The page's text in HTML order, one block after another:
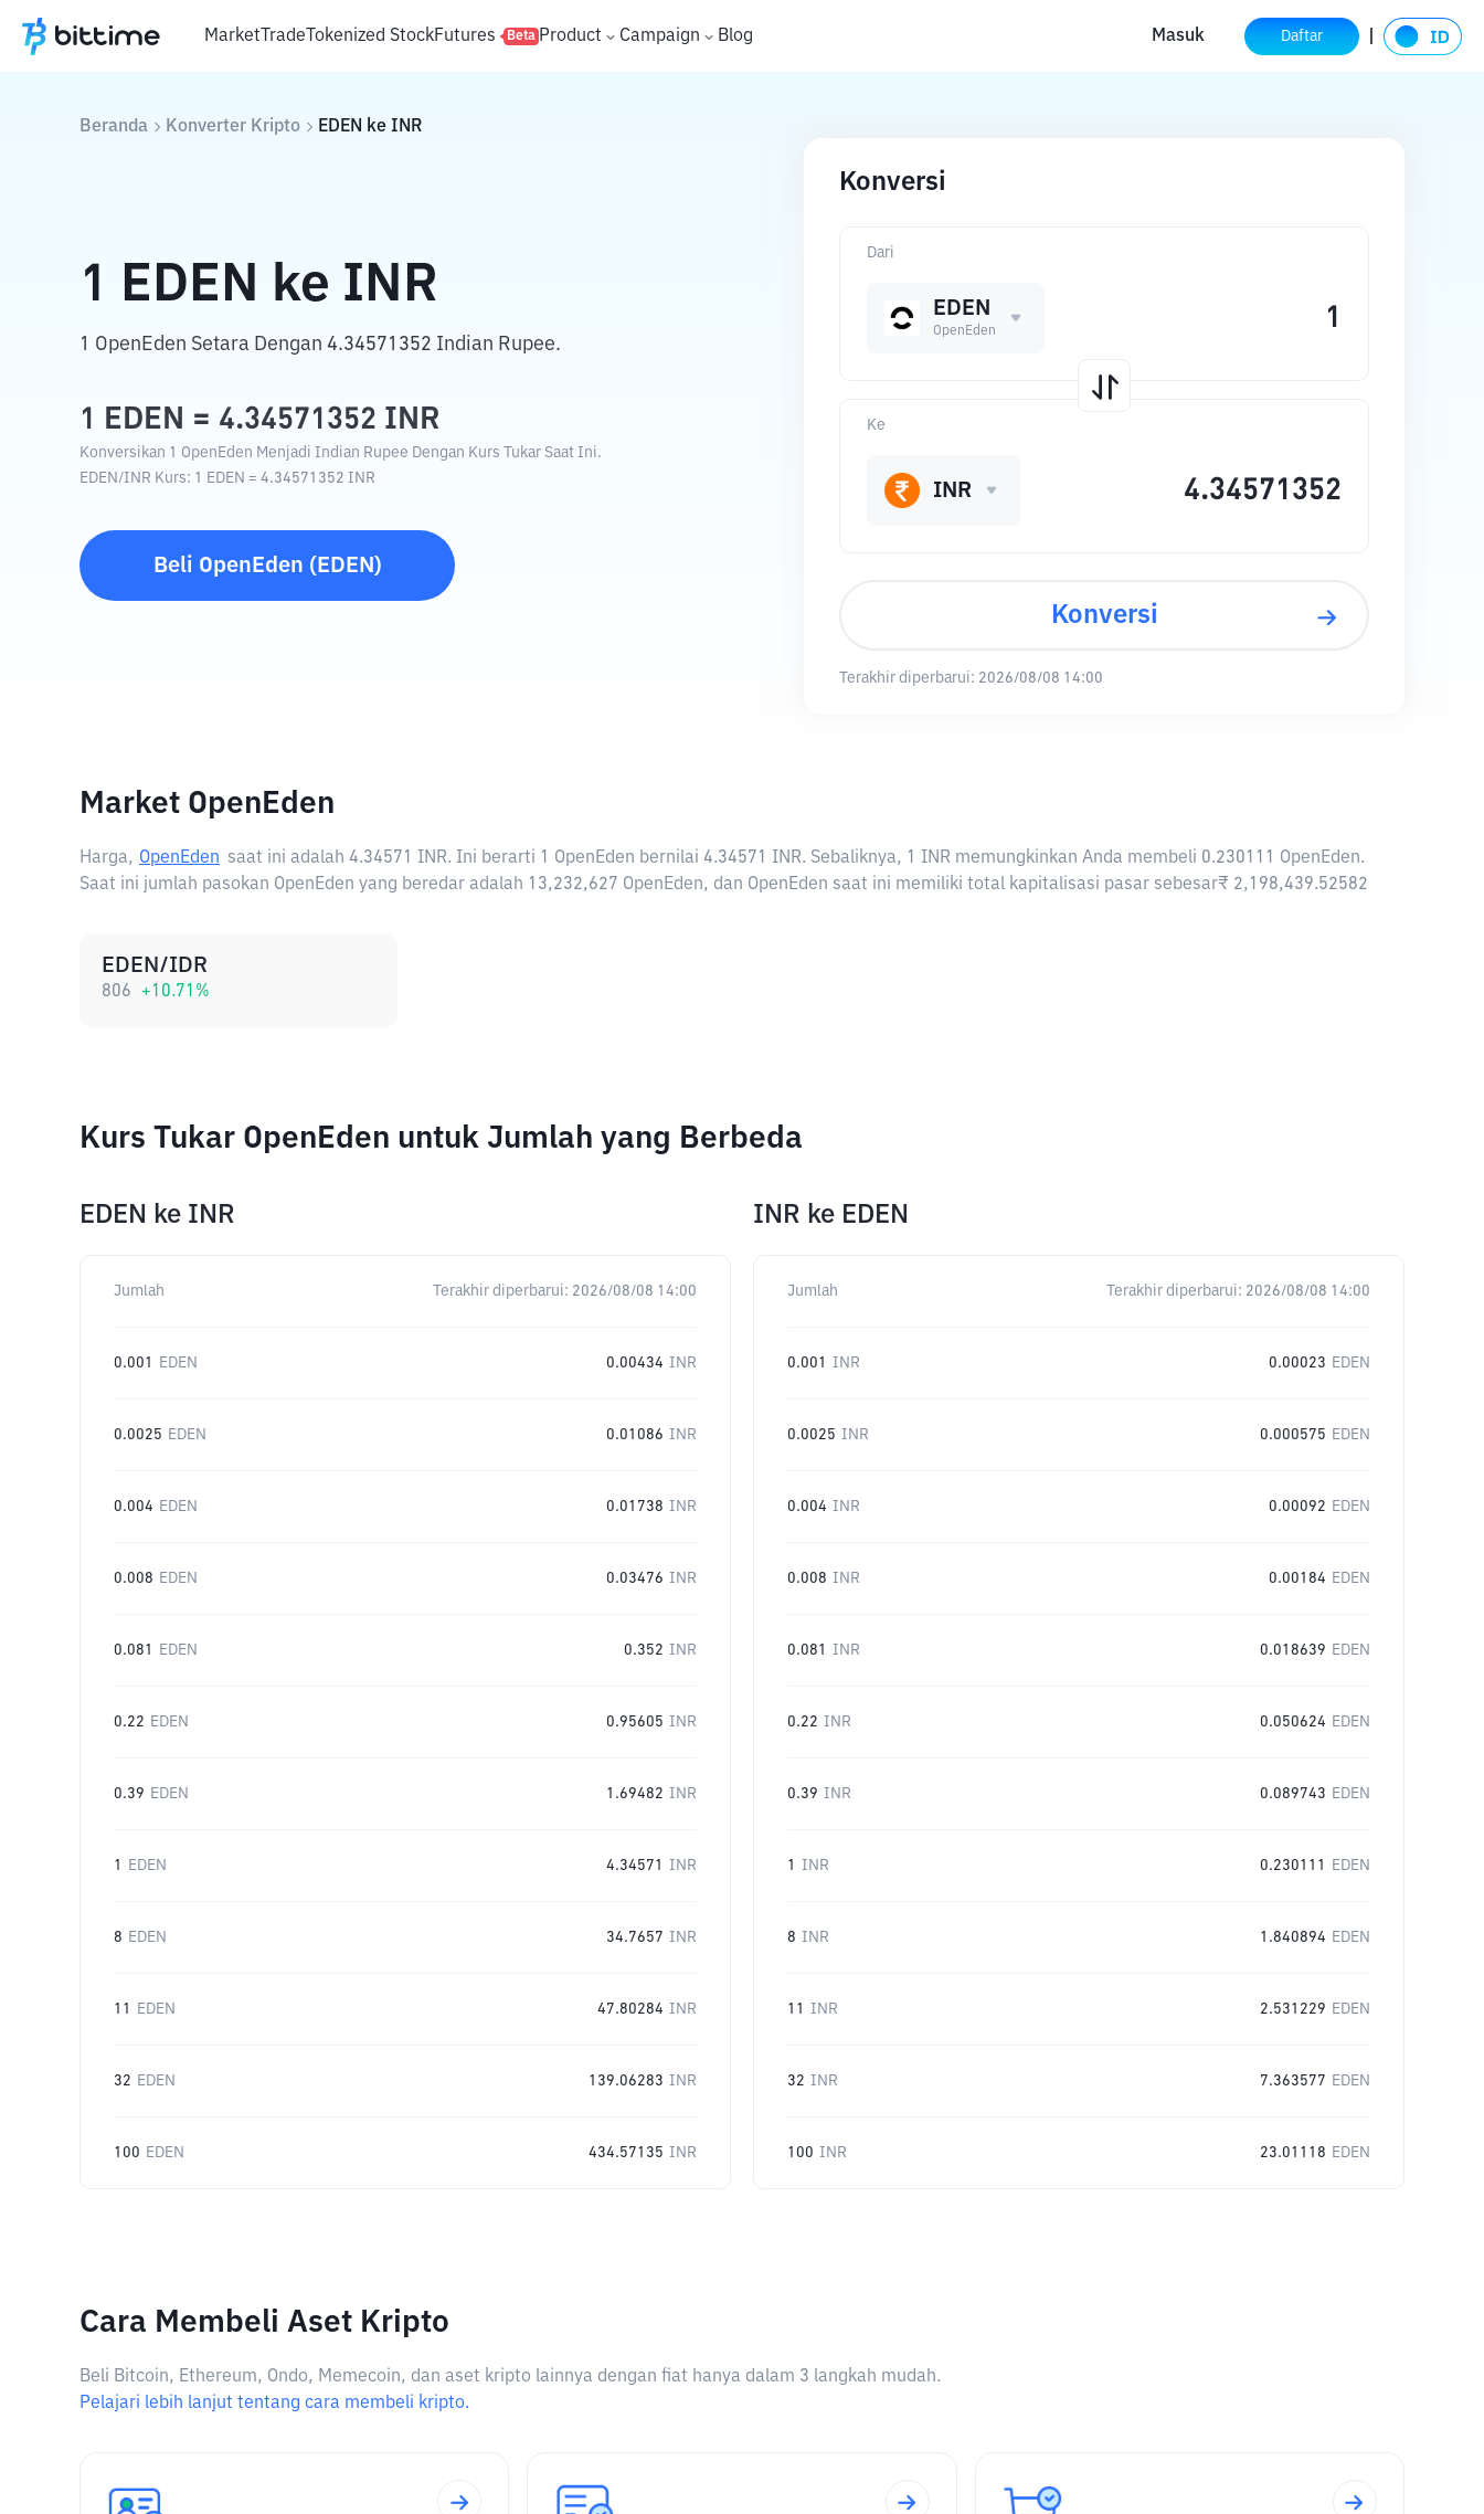
MarketTradeTokenized StockFutures Beta Product Campaign Blog Masuk Daftar
Beranda Konverter Kripto EDEN ke INR
1 EDEN ke INR
1 OpenEden Setara Dengan 4.34571352 Indian Rupee.
1 EDEN = 4.34571352 INR
Konversikan 1 OpenEden Menjadi Indian Rupee Dengan Kurs Tukar Saat Ini.
EDEN/INR Kurs: 1 EDEN = 4.34571352 INR
Beli OpenEden ( EDEN )
Konversi
Dari
EDEN
OpenEden
Ke
INR
Konversi
Terakhir diperbarui: 2026/08/08 14:00
Market OpenEden
Harga, OpenEden saat ini adalah 4.34571 INR. Ini berarti 1 OpenEden bernilai 4.34571 INR. Sebaliknya, 1 INR memungkinkan Anda membeli 0.230111 OpenEden.
Saat ini jumlah pasokan OpenEden yang beredar adalah 13,232,627 OpenEden, dan OpenEden saat ini memiliki total kapitalisasi pasar sebesar₹ 2,198,439.52582
EDEN/IDR
806 +10.71 %
Kurs Tukar OpenEden untuk Jumlah yang Berbeda
EDEN ke INR
Jumlah Terakhir diperbarui: 2026/08/08 14:00
0.001 EDEN 0.00434 INR
0.0025 EDEN 0.01086 INR
0.004 EDEN 0.01738 INR
0.008 EDEN 0.03476 INR
0.081 EDEN 0.352 INR
0.22 EDEN 0.95605 INR
0.39 EDEN 1.69482 INR
1 EDEN 4.34571 INR
8 EDEN 34.7657 INR
11 EDEN 47.80284 INR
32 EDEN 139.06283 INR
100 EDEN 434.57135 INR
INR ke EDEN
Jumlah Terakhir diperbarui: 2026/08/08 14:00
0.001 INR 0.00023 EDEN
0.0025 INR 0.000575 EDEN
0.004 INR 0.00092 EDEN
0.008 INR 0.00184 EDEN
0.081 INR 0.018639 EDEN
0.22 INR 0.050624 EDEN
0.39 INR 0.089743 EDEN
1 INR 0.230111 EDEN
8 INR 1.840894 EDEN
11 INR 2.531229 EDEN
32 INR 7.363577 EDEN
100 INR 23.01118 EDEN
Cara Membeli Aset Kripto
Beli Bitcoin, Ethereum, Ondo, Memecoin, dan aset kripto lainnya dengan fiat hanya dalam 3 langkah mudah.
Pelajari lebih lanjut tentang cara membeli kripto.